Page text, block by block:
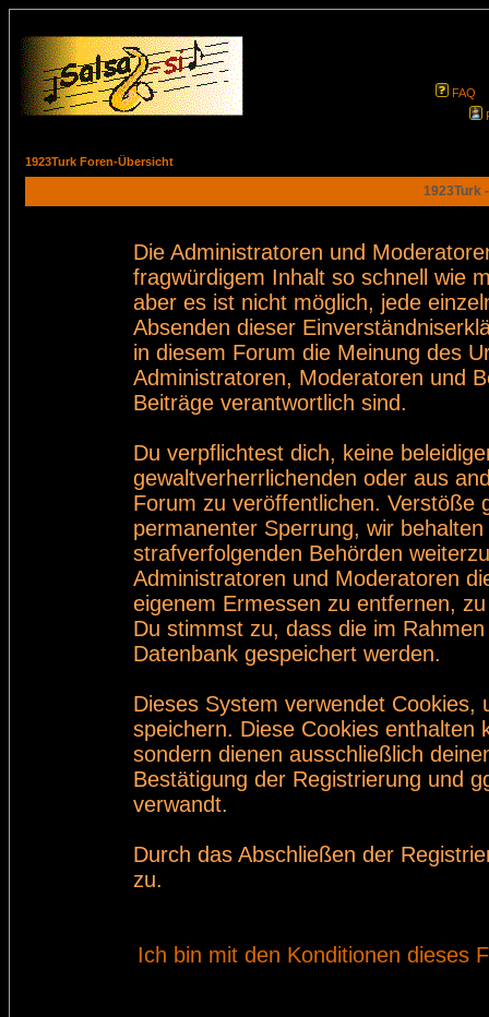
FAQ
1923Turk Foren-Übersicht
1923Turk
Die Administratoren und
fragwürdigem Inhalt so schnell wie
aber es ist nicht möglich, jede
Absenden dieser
in diesem Forum die Meinung des
Administratoren, Moderatoren und
Beiträge verantwortlich sind.
Du verpflichtest dich, keine
gewaltverherrlichenden oder aus
Forum zu veröffentlichen. Verstöße
permanenter Sperrung, wir
strafverfolgenden Behörden
Administratoren und Moderatoren
eigenem Ermessen zu entfernen,
Du stimmst zu, dass die im
Datenbank gespeichert werden.
Dieses System verwendet
speichern. Diese Cookies enthalten
sondern dienen ausschließlich
Bestätigung der Registrierung und
verwandt.
Durch das Abschließen der
zu.
Ich bin mit den Konditionen dieses